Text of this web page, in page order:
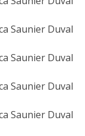
Saunier Duval
Saunier Duval
Saunier Duval
Saunier Duval